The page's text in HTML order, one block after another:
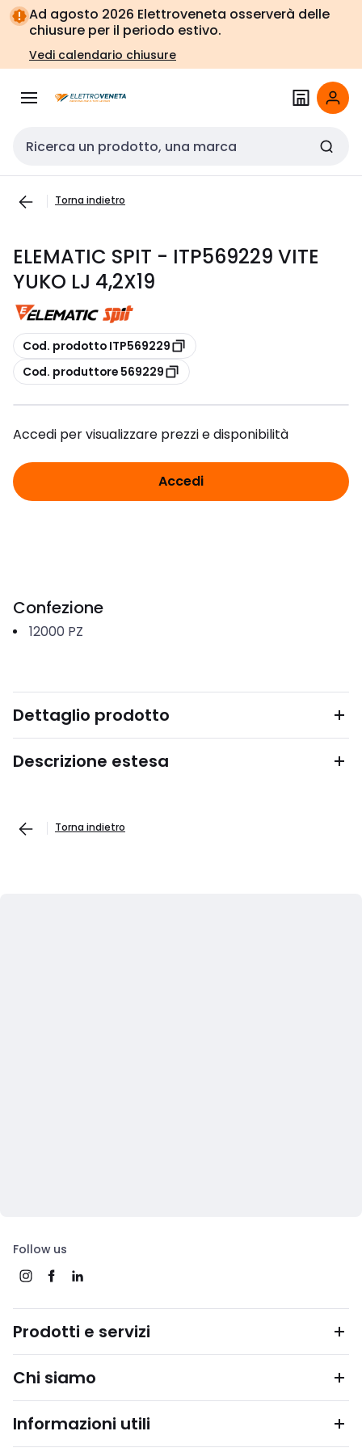
Vai alla
navigazione
Vai
alla
pagina
Ad agosto 2026 Elettroveneta osserverà delle
chiusure per il periodo estivo.
Vedi calendario chiusure
Cerca input
Torna indietro
ELEMATIC SPIT - ITP569229 VITE
YUKO LJ 4,2X19
copia
Cod. prodotto ITP569229
copia
Cod. produttore 569229
Accedi per visualizzare prezzi e disponibilità
Accedi
Confezione
12000 PZ
Dettaglio prodotto
Descrizione estesa
Torna indietro
Follow us
Prodotti e servizi
Chi siamo
Informazioni utili